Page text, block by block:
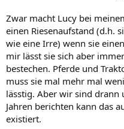
Zwar macht Lucy bei
einen Riesenaufstand (d.h.
wie eine Irre) wenn sie
mir lässt sie sich aber
bestechen. Pferde und
muss sie mal mehr mal
lässtig. Aber wir sind drann
Jahren berichten kann das
existiert.